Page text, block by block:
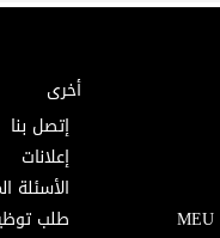
أخرى
إتصل بنا
إعلانات
الأسئلة
طلب